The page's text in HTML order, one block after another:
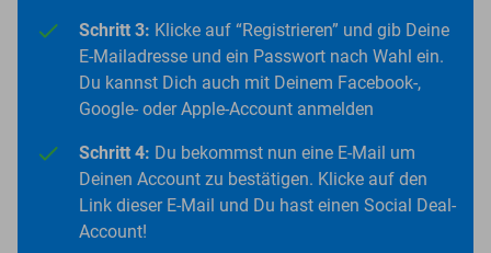
Schritt 3: Klicke auf “Registrieren” und gib Deine
E-Mailadresse und ein Passwort nach Wahl ein.
Du kannst Dich auch mit Deinem Facebook-,
Google- oder Apple-Account anmelden
Schritt 4: Du bekommst nun eine E-Mail um
Deinen Account zu bestätigen. Klicke auf den
Link dieser E-Mail und Du hast einen Social Deal-
Account!